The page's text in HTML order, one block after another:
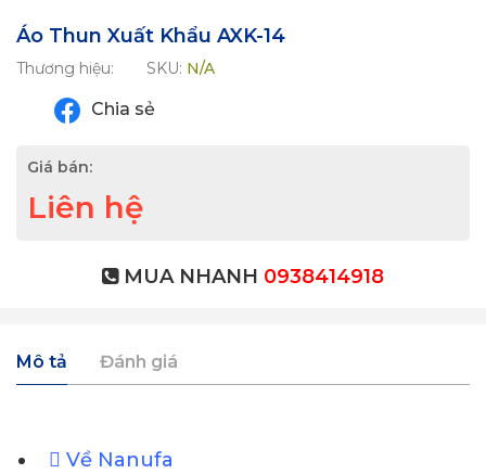
Áo Thun Xuất Khẩu AXK-14
Thương hiệu: SKU: N/A
Chia sẻ
Giá bán:
Liên hệ
MUA NHANH 0938414918
Mô tả Đánh giá
Về Nanufa